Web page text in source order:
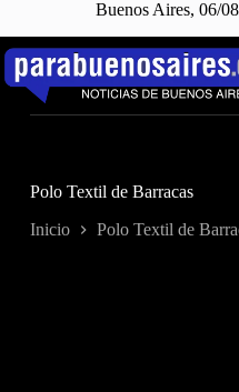
Buenos Aires, 06/
Saltar
contenido
Polo Textil de Barracas
Inicio Polo Textil de